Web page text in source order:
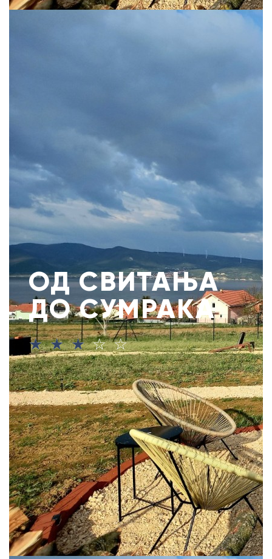
ОД СВИТАЊА
ДО СУМРАКА
☆ ☆ ☆ ☆ ☆